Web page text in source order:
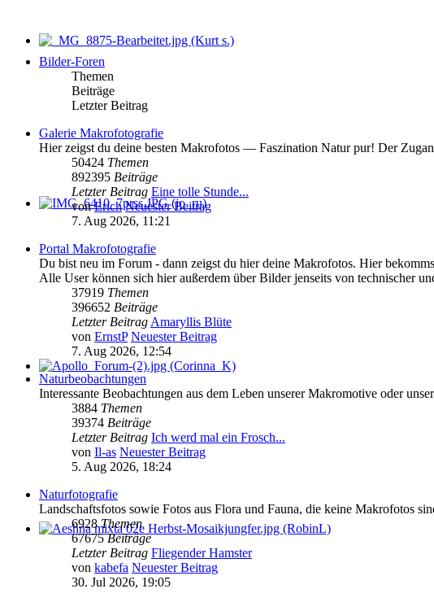
Bilder-Foren
Themen
Beiträge
Letzter Beitrag
Galerie Makrofotografie
Hier zeigst du deine besten Makrofotos — Faszination Natur pur! Der
50424 Themen
892395 Beiträge
Letzter Beitrag Eine tolle Stunde...
vonErich Neuester Beitrag
7. Aug 2026, 11:21
Portal Makrofotografie
Du bist neu im Forum - dann zeigst du hier deine Makrofotos. Hier
Alle User können sich hier außerdem über Bilder jenseits von technischer
37919 Themen
396652 Beiträge
Letzter Beitrag Amaryllis Blüte
von ErnstP Neuester Beitrag
7. Aug 2026, 12:54
Naturbeobachtungen
Interessante Beobachtungen aus dem Leben unserer Makromotive oder
3884 Themen
39374 Beiträge
Letzter Beitrag Ich werd mal ein Frosch...
von Il-as Neuester Beitrag
5. Aug 2026, 18:24
Naturfotografie
Landschaftsfotos sowie Fotos aus Flora und Fauna, die keine Makrofotos
6928Themen
67675Beiträge
Letzter Beitrag Fliegender Hamster
von kabefa Neuester Beitrag
30. Jul 2026, 19:05